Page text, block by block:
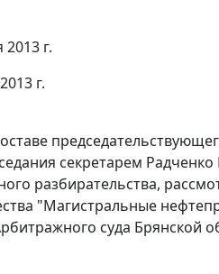
г.
г.
секретарем
разбирательства,
"Магистральные
суда Брянской